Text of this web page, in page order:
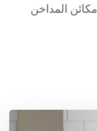
المداخن